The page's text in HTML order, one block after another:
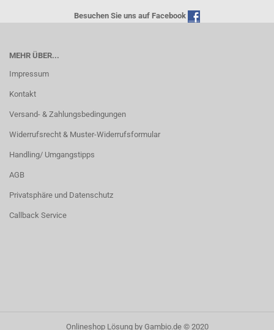
Besuchen Sie uns auf Facebook
MEHR ÜBER...
Impressum
Kontakt
Versand- & Zahlungsbedingungen
Widerrufsrecht & Muster-Widerrufsformular
Handling/ Umgangstipps
AGB
Privatsphäre und Datenschutz
Callback Service
Onlineshop Lösungby Gambio.de © 2020